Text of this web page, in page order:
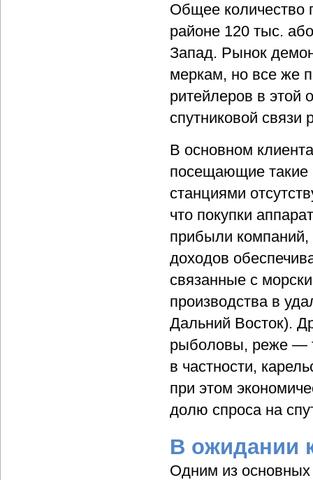
Общее количество
районе 120 тыс.
Запад. Рынок
меркам, но все же
ритейлеров в этой
спутниковой связи
В основном
посещающие такие
станциями
что покупки
прибыли компаний,
доходов
связанные с
производства в
Дальний Восток).
рыболовы, реже —
в частности,
при этом
долю спроса на
В ожидании
Одним из основных